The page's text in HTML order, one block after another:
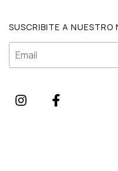
SUSCRIBITE A NUESTRO